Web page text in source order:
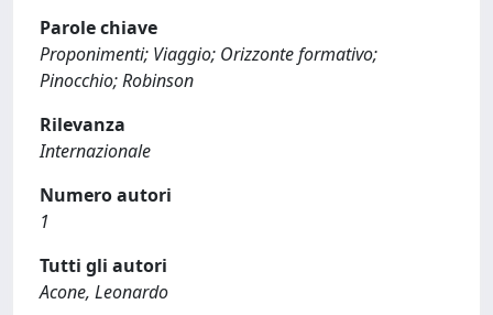
Parole chiave
Proponimenti; Viaggio; Orizzonte formativo;
Pinocchio; Robinson
Rilevanza
Internazionale
Numero autori
1
Tutti gli autori
Acone, Leonardo